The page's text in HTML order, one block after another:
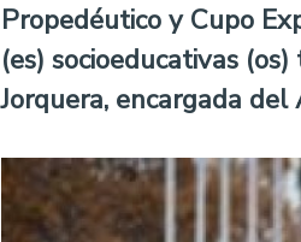
Propedéutico y Cupo
(es) socioeducativas
Jorquera, encargada